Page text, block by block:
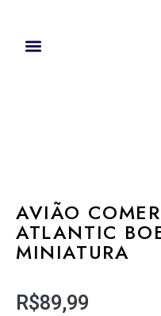
AVIÃO
ATLANTIC
MINIATURA
R$89,99